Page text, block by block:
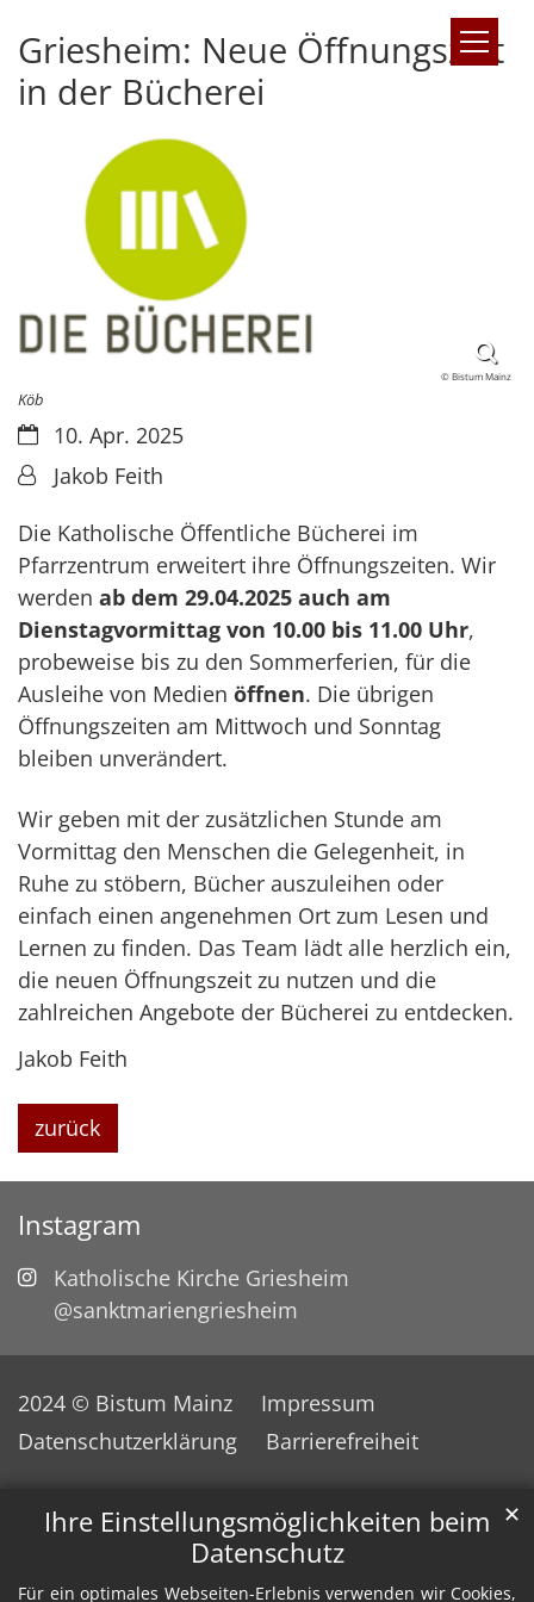
Ihre Einstellungsmöglichkeiten beim
Datenschutz
Für ein optimales Webseiten-Erlebnis verwenden wir Cookies,
✕
Zum Inhalt springen
Griesheim: Neue Öffnungszeit
in der Bücherei
© Bistum Mainz
Köb
Datum:10. Apr. 2025
Von:Jakob Feith
Die Katholische Öffentliche Bücherei im
Pfarrzentrum erweitert ihre Öffnungszeiten. Wir
werden ab dem 29.04.2025 auch am
Dienstagvormittag von 10.00 bis 11.00 Uhr,
probeweise bis zu den Sommerferien, für die
Ausleihe von Medien öffnen. Die übrigen
Öffnungszeiten am Mittwoch und Sonntag
bleiben unverändert.
Wir geben mit der zusätzlichen Stunde am
Vormittag den Menschen die Gelegenheit, in
Ruhe zu stöbern, Bücher auszuleihen oder
einfach einen angenehmen Ort zum Lesen und
Lernen zu finden. Das Team lädt alle herzlich ein,
die neuen Öffnungszeit zu nutzen und die
zahlreichen Angebote der Bücherei zu entdecken.
Jakob Feith
zurück
Instagram
Katholische Kirche Griesheim
@sanktmariengriesheim
2024 © Bistum Mainz
Impressum
Datenschutzerklärung
Barrierefreiheit